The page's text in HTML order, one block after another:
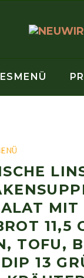
MIT
11,5
TOFU,
13